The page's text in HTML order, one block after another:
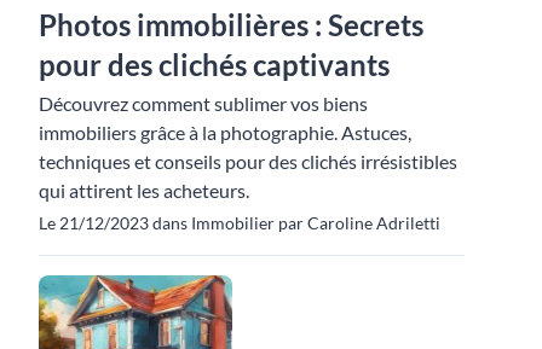
Photos immobilières : Secrets
pour des clichés captivants
Découvrez comment sublimer vos biens
immobiliers grâce à la photographie. Astuces,
techniques et conseils pour des clichés irrésistibles
qui attirent les acheteurs.
Le 21/12/2023 dans Immobilier par Caroline Adriletti